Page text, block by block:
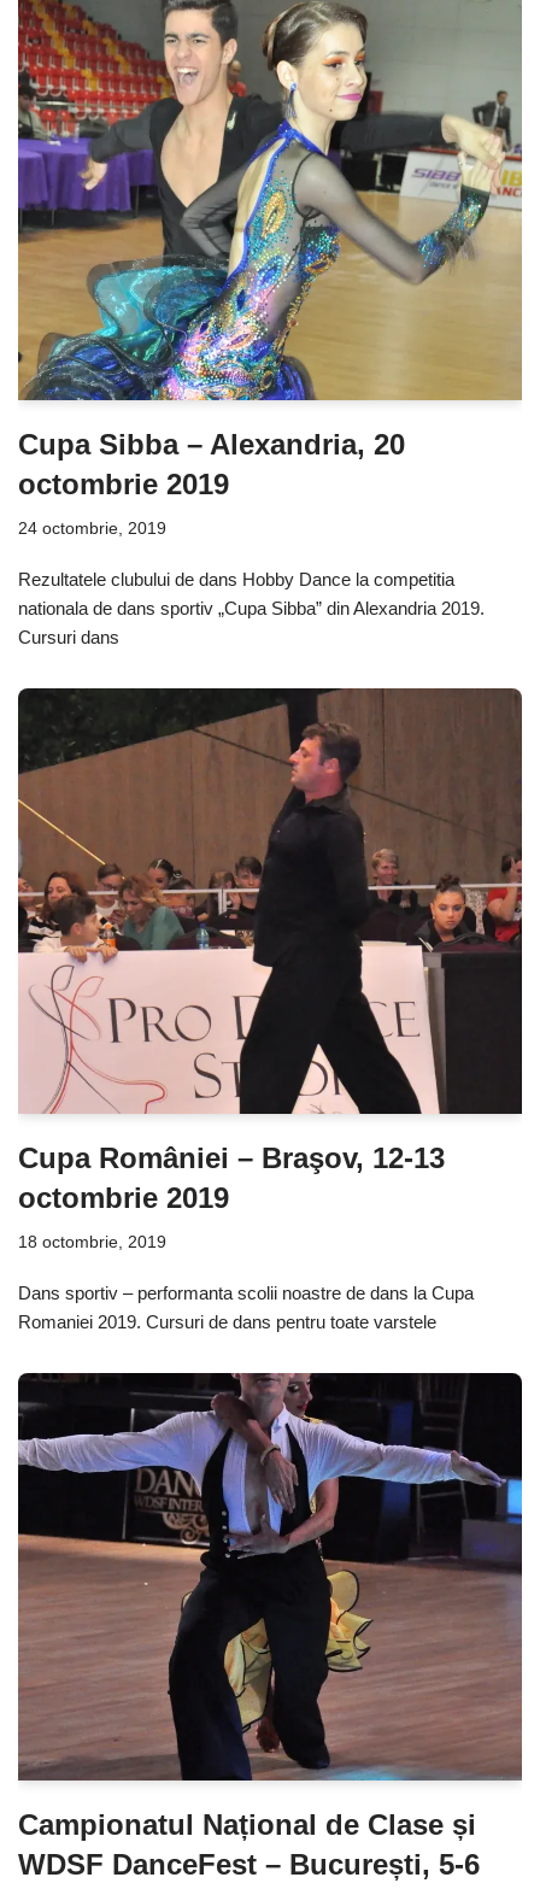
Cupa Sibba – Alexandria, 20
octombrie 2019
24 octombrie, 2019
Rezultatele clubului de dans Hobby Dance la competitia
nationala de dans sportiv „Cupa Sibba” din Alexandria 2019.
Cursuri dans
Cupa României – Braşov, 12-13
octombrie 2019
18 octombrie, 2019
Dans sportiv – performanta scolii noastre de dans la Cupa
Romaniei 2019. Cursuri de dans pentru toate varstele
Campionatul Național de Clase și
WDSF DanceFest – București, 5-6